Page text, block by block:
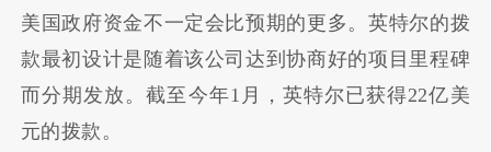
美国政府资金不一定会比预期的更多。英特尔的拨
款最初设计是随着该公司达到协商好的项目里程碑
而分期发放。截至今年1月，英特尔已获得22亿美
元的拨款。